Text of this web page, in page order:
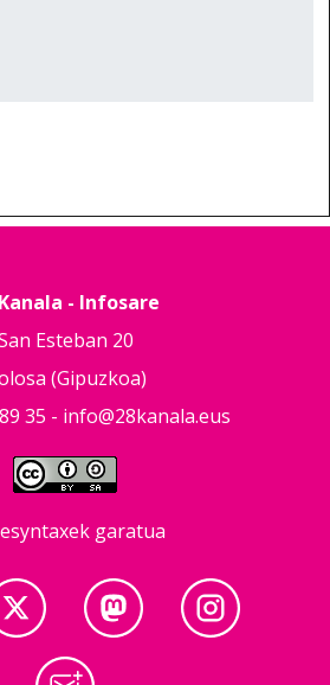
- Infosare
Esteban 20
(Gipuzkoa)
35 - info@28kanala.eus
garatua